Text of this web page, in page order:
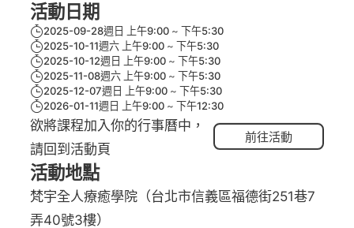
活動日期
2025-09-28週日 上午9:00
下午5:30
2025-10-11週六 上午9:00
下午5:30
2025-10-12週日 上午9:00
下午5:30
2025-11-08週六 上午9:00
下午5:30
2025-12-07週日 上午9:00
下午5:30
2026-01-11週日 上午9:00
下午12:30
欲將課程加入你的行事曆中，
請回到活動頁
前往活動
活動地點
梵宇全人療癒學院（台北市信義區福德街251巷7
弄40號3樓）